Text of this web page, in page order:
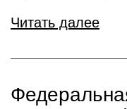
Читать далее